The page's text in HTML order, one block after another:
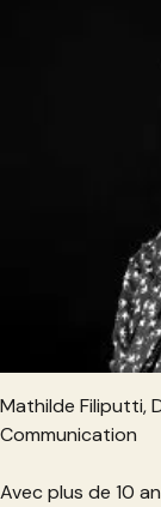
Mathilde Filiputti,
Communication
Avec plus de 10